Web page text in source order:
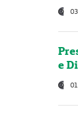
e